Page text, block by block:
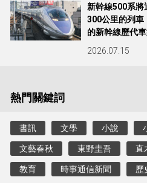
新幹線500系將
300公里的列車
的新幹線歷代
2026.07.15
熱門關鍵詞
書訊 文學 小說
文藝春秋 東野圭吾 直
教育 時事通信新聞 歷